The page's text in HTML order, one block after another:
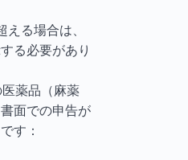
る場合は、
る必要があり
薬品（麻薬
面での申告が
す：